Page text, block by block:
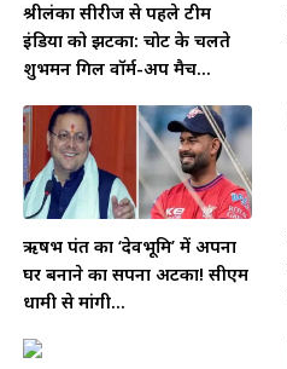
श्रीलंका सीरीज से पहले टीम
इंडिया को झटका: चोट के चलते
शुभमन गिल वॉर्म-अप मैच...
ऋषभ पंत का ‘देवभूमि’ में अपना
घर बनाने का सपना अटका! सीएम
धामी से मांगी...